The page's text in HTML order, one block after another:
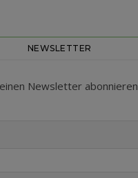
NEWSLETTER
Newsletter abonnieren